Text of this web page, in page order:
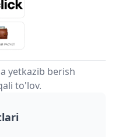
yetkazib berish
to'lov.